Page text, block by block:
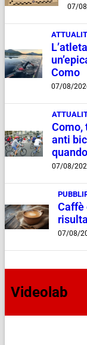
07/
Como
07/08/
Como,
anti
quando
07/08/
Caffè
07/08/
Videolab